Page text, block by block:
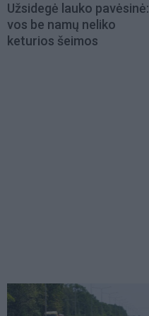
Užsidegė lauko pavėsinė:
vos be namų neliko
keturios šeimos